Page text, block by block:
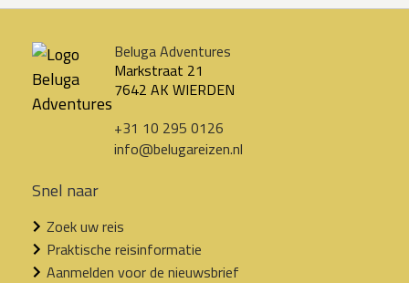
Beluga Adventures
Markstraat 21
7642 AK WIERDEN
+31 10 295 0126
info@belugareizen.nl
Snel naar
Zoek uw reis
Praktische reisinformatie
Aanmelden voor de nieuwsbrief